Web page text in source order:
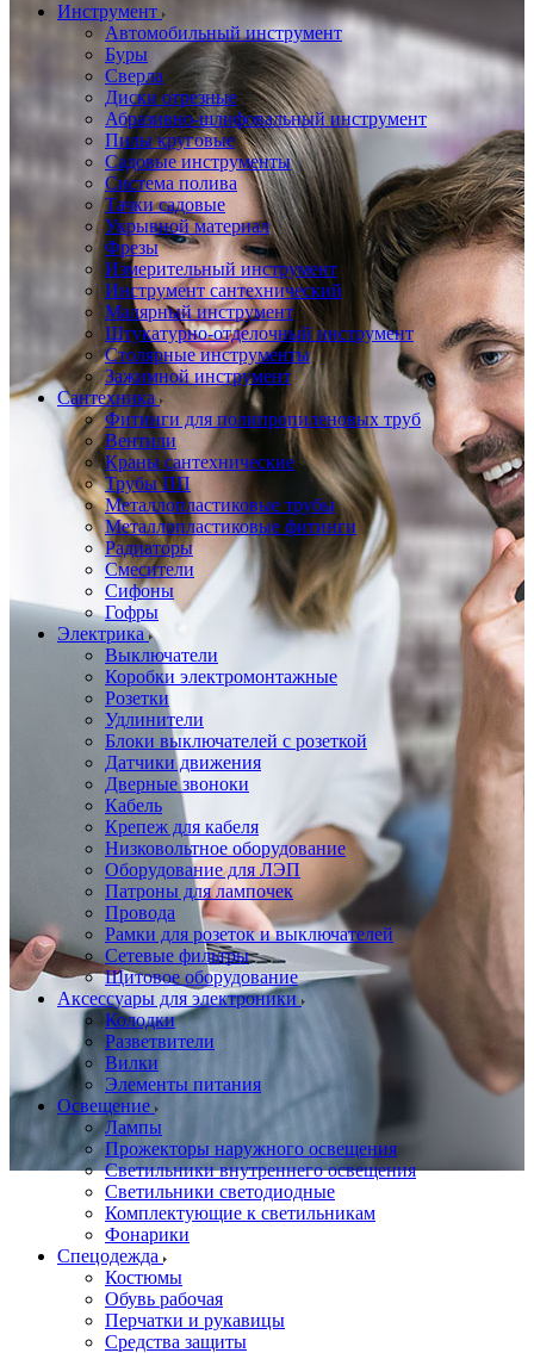
Инструмент
Автомобильный инструмент
Буры
Сверла
Диски отрезные
Абразивно-шлифовальный инструмент
Пилы круговые
Садовые инструменты
Система полива
Тачки садовые
Укрывной материал
Фрезы
Измерительный инструмент
Инструмент сантехнический
Малярный инструмент
Штукатурно-отделочный инструмент
Cтолярные инструменты
Зажимной инструмент
Сантехника
Фитинги для полипропиленовых труб
Вентили
Краны сантехнические
Трубы ПП
Металлопластиковые трубы
Металлопластиковые фитинги
Радиаторы
Смесители
Сифоны
Гофры
Электрика
Выключатели
Коробки электромонтажные
Розетки
Удлинители
Блоки выключателей с розеткой
Датчики движения
Дверные звоноки
Кабель
Крепеж для кабеля
Низковольтное оборудование
Оборудование для ЛЭП
Патроны для лампочек
Провода
Рамки для розеток и выключателей
Сетевые фильтры
Щитовое оборудование
Аксессуары для электроники
Колодки
Разветвители
Вилки
Элементы питания
Освещение
Лампы
Прожекторы наружного освещения
Светильники внутреннего освещения
Светильники светодиодные
Комплектующие к светильникам
Фонарики
Спецодежда
Костюмы
Обувь рабочая
Перчатки и рукавицы
Средства защиты